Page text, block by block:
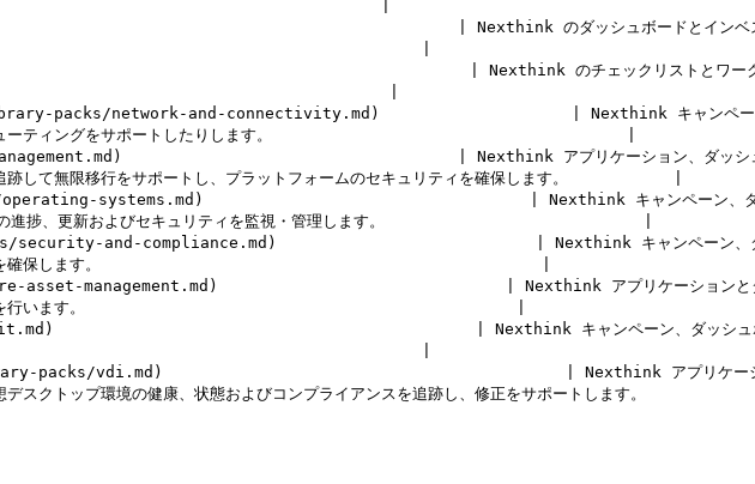
|
| Nexthink のダッシュボードとインベスティゲー
ます。                                                     |
| Nexthink のチェックリストとワークフローを
|
library-packs/network-and-connectivity.md)                    | Nexthink キャンペーン、ダ
ラブルシューティングをサポートしたりします。                                     |
| Nexthink アプリケーション、ダッシュボード
追跡して無限移行をサポートし、プラットフォームのセキュリティを確保します。           |
operating-systems.md)                                  | Nexthink キャンペーン、ダッシュ
移行の進捗、更新およびセキュリティを監視・管理します。                           |
security-and-compliance.md)                           | Nexthink キャンペーン、ダッシュ
プライアンスを確保します。                                              |
asset-management.md)                              | Nexthink アプリケーションとダッシュ
コスト削減）を行います。                                             |
| Nexthink キャンペーン、ダッシュボード、
ます。                                                     |
library-packs/vdi.md)                                          | Nexthink アプリケーション、
想デスクトップ環境の健康、状態およびコンプライアンスを追跡し、修正をサポートします。